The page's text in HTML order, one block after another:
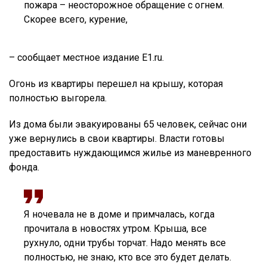
пожара – неосторожное обращение с огнем.
Скорее всего, курение,
– сообщает местное издание Е1.ru.
Огонь из квартиры перешел на крышу, которая
полностью выгорела.
Из дома были эвакуированы 65 человек, сейчас они
уже вернулись в свои квартиры. Власти готовы
предоставить нуждающимся жилье из маневренного
фонда.
Я ночевала не в доме и примчалась, когда
прочитала в новостях утром. Крыша, все
рухнуло, одни трубы торчат. Надо менять все
полностью, не знаю, кто все это будет делать.